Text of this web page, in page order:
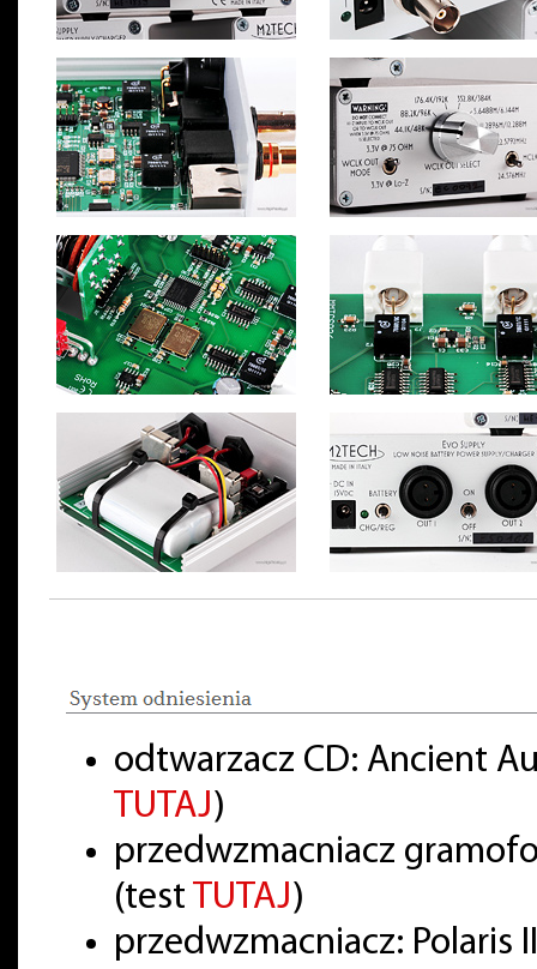
odtwarzacz CD: Ancient
TUTAJ)
przedwzmacniacz
(test TUTAJ)
przedwzmacniacz: Polaris